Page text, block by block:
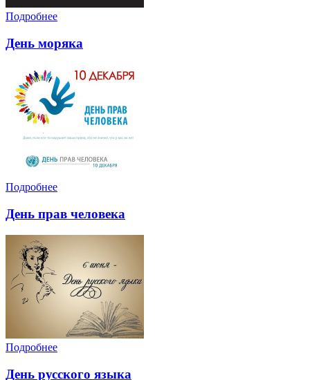
Подробнее
День моряка
Подробнее
День прав человека
Подробнее
День русского языка